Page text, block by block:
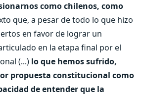
como chilenos, como
que, a pesar de todo lo que hizo
en favor de lograr un
en la etapa final por el
(...) lo que hemos sufrido,
propuesta constitucional como
de entender que la